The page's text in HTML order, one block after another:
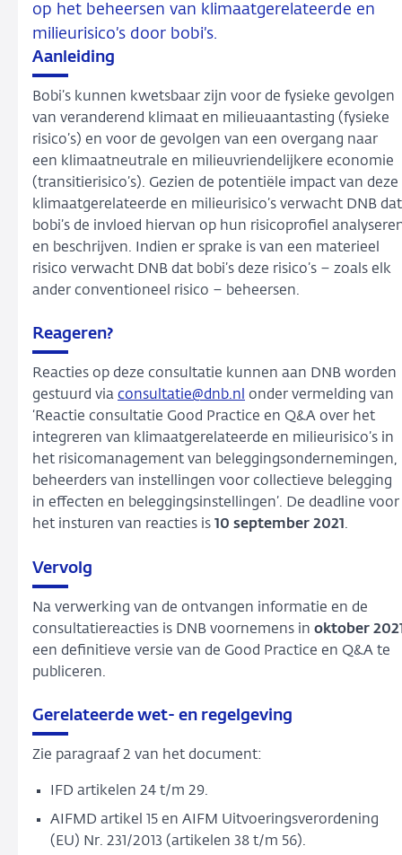
op het beheersen van klimaatgerelateerde en
milieurisico’s door bobi’s.
Aanleiding
Bobi’s kunnen kwetsbaar zijn voor de fysieke gevolgen
van veranderend klimaat en milieuaantasting (fysieke
risico’s) en voor de gevolgen van een overgang naar
een klimaatneutrale en milieuvriendelijkere economie
(transitierisico’s). Gezien de potentiële impact van deze
klimaatgerelateerde en milieurisico’s verwacht DNB dat
bobi’s de invloed hiervan op hun risicoprofiel
en beschrijven. Indien er sprake is van een materieel
risico verwacht DNB dat bobi’s deze risico’s – zoals elk
ander conventioneel risico – beheersen.
Reageren?
Reacties op deze consultatie kunnen aan DNB worden
gestuurd via consultatie@dnb.nl onder vermelding van
‘Reactie consultatie Good Practice en Q&A over het
integreren van klimaatgerelateerde en milieurisico’s in
het risicomanagement van beleggingsondernemingen,
beheerders van instellingen voor collectieve belegging
in effecten en beleggingsinstellingen’. De deadline voor
het insturen van reacties is 10 september 2021 .
Vervolg
Na verwerking van de ontvangen informatie en de
consultatiereacties is DNB voornemens in oktober
een definitieve versie van de Good Practice en Q&A te
publiceren.
Gerelateerde wet- en regelgeving
Zie paragraaf 2 van het document:
IFD artikelen 24 t/m 29.
AIFMD artikel 15 en AIFM Uitvoeringsverordening
(EU) Nr. 231/2013 (artikelen 38 t/m 56).